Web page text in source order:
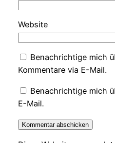
Website
Benachrichtige mich
Kommentare via E-Mail.
Benachrichtige mich
E-Mail.